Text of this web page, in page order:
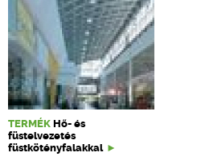
TERMÉK Hő- és
füstelvezetés
füstkötényfalakkal